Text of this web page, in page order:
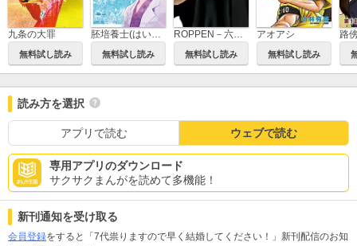
九条の大罪
無料試し読み
胚培養士(はいばいようし)ミズイロ～不妊治療のスペシャリスト～
無料試し読み
ROPPEN－六篇－
無料試し読み
アオアシ
無料試し読み
読み方を選択
アプリで読む ウェブで読む
専用アプリのダウンロード
サクサクまんがを読めて多機能！
新刊通知を受け取る
会員登録をすると「7代祟りますので早く結婚してください！」新刊配信のお知